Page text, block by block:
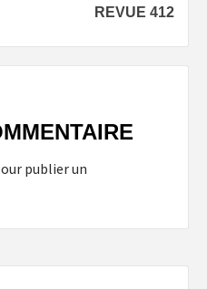
REVUE 412
publier un